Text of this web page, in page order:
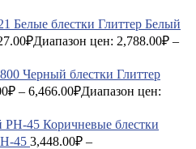
Глиттер Белый
₽Диапазон цен: 2,788.00₽ –
Глиттер
₽ – 6,466.00₽Диапазон цен:
45 3,448.00₽ –